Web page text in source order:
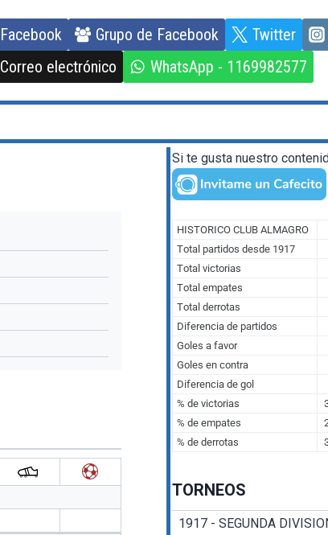
Facebook Grupo de Facebook Twitter
Correo electrónico
WhatsApp - 1169982577
Si te gusta nuestro
TORNEOS
1917 - SEGUNDA